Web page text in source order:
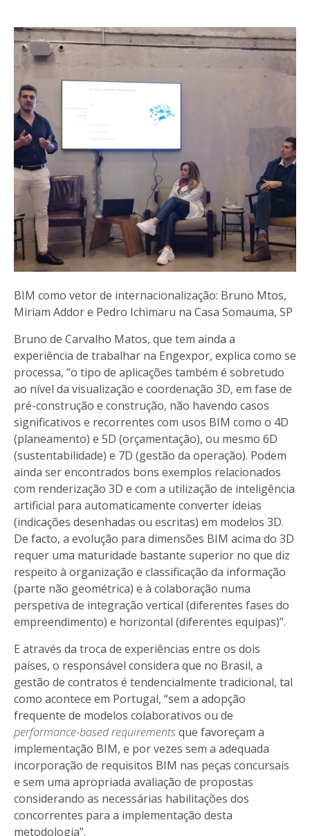
BIM como vetor de internacionalização: Bruno Mtos,
Miriam Addor e Pedro Ichimaru na Casa Somauma, SP
Bruno de Carvalho Matos, que tem ainda a
experiência de trabalhar na Engexpor, explica como se
processa, “o tipo de aplicações também é sobretudo
ao nível da visualização e coordenação 3D, em fase de
pré-construção e construção, não havendo casos
significativos e recorrentes com usos BIM como o 4D
(planeamento) e 5D (orçamentação), ou mesmo 6D
(sustentabilidade) e 7D (gestão da operação). Podem
ainda ser encontrados bons exemplos relacionados
com renderização 3D e com a utilização de inteligência
artificial para automaticamente converter ideias
(indicações desenhadas ou escritas) em modelos 3D.
De facto, a evolução para dimensões BIM acima do 3D
requer uma maturidade bastante superior no que diz
respeito à organização e classificação da informação
(parte não geométrica) e à colaboração numa
perspetiva de integração vertical (diferentes fases do
empreendimento) e horizontal (diferentes equipas)”.
E através da troca de experiências entre os dois
países, o responsável considera que no Brasil, a
gestão de contratos é tendencialmente tradicional, tal
como acontece em Portugal, “sem a adopção
frequente de modelos colaborativos ou de
performance-based requirementsque favoreçam a
implementação BIM, e por vezes sem a adequada
incorporação de requisitos BIM nas peças concursais
e sem uma apropriada avaliação de propostas
considerando as necessárias habilitações dos
concorrentes para a implementação desta
metodologia”.